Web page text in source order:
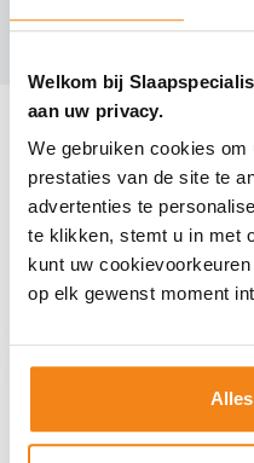
Welkom bij
aan uw privacy.
We gebruiken cookies
prestaties van de site te
advertenties te
te klikken, stemt u in met
kunt uw
op elk gewenst moment
Jonk over Slaapspecialist